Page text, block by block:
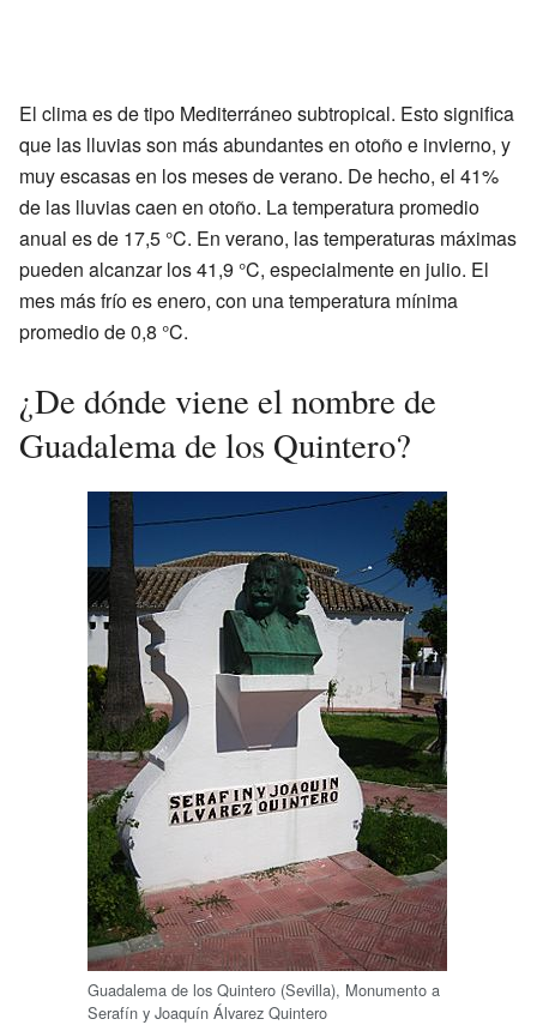
El clima es de tipo Mediterráneo subtropical. Esto significa
que las lluvias son más abundantes en otoño e invierno, y
muy escasas en los meses de verano. De hecho, el 41%
de las lluvias caen en otoño. La temperatura promedio
anual es de 17,5 °C. En verano, las temperaturas máximas
pueden alcanzar los 41,9 °C, especialmente en julio. El
mes más frío es enero, con una temperatura mínima
promedio de 0,8 °C.
¿De dónde viene el nombre de
Guadalema de los Quintero?
Guadalema de los Quintero (Sevilla), Monumento a
Serafín y Joaquín Álvarez Quintero